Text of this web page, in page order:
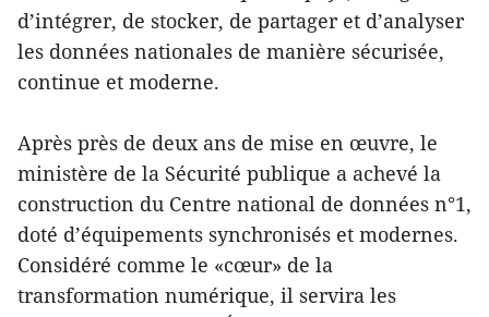
d’intégrer, de stocker, de partager et d’analyser
les données nationales de manière sécurisée,
continue et moderne.
Après près de deux ans de mise en œuvre, le
ministère de la Sécurité publique a achevé la
construction du Centre national de données n°1,
doté d’équipements synchronisés et modernes.
Considéré comme le «cœur» de la
transformation numérique, il servira les